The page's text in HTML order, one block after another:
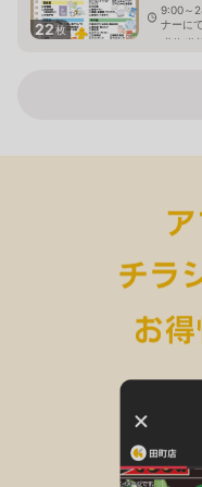
22枚
9:00～
ナーに
北海道